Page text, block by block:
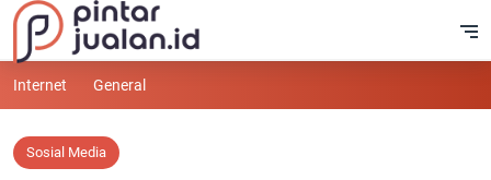
Internet General
Sosial Media